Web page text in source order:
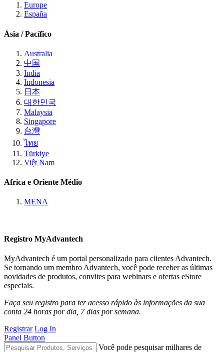
Europe
España
Ásia / Pacífico
Australia
中国
India
Indonesia
日本
대한민국
Malaysia
Singapore
台灣
ไทย
Türkiye
Việt Nam
Africa e Oriente Médio
MENA
Registro MyAdvantech
MyAdvantech é um portal personalizado para clientes Advantech.
Se tornando um membro Advantech, você pode receber as últimas
novidades de produtos, convites para webinars e ofertas eStore
especiais.
Faça seu registro para ter acesso rápido às informações da sua
conta 24 horas por dia, 7 dias por semana.
Registrar Log In
Panel Button
Você pode pesquisar milhares de